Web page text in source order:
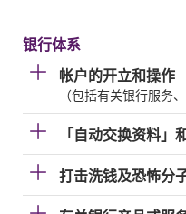
银行体系
帐户的开立和操作
（包括有关银行服务
「自动交换资料」
打击洗钱及恐怖分